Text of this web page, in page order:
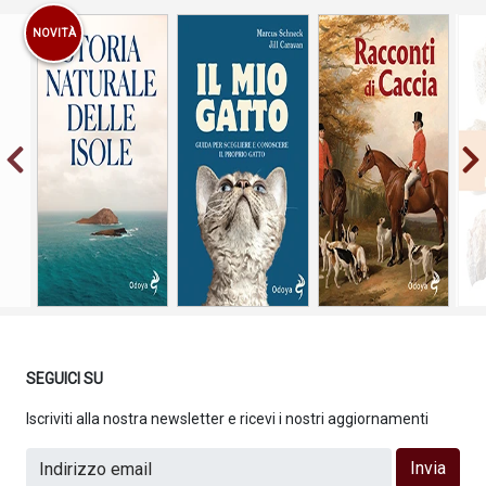
NOVITÀ
Guida per
scegliere e
conoscere il
proprio gatto
SEGUICI SU
Iscriviti alla nostra newsletter e ricevi i nostri aggiornamenti
Invia